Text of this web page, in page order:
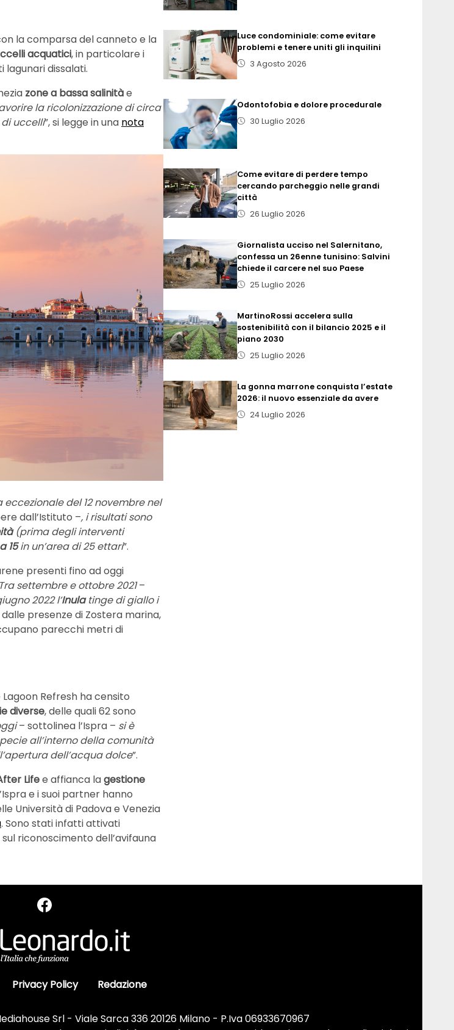
la comparsa del canneto e la
acquatici, in particolare i
lagunari dissalati.
zone a bassa salinitàe
la ricolonizzazione di circa
uccelli”, si legge in una nota
del 12 novembre nel
dall’Istituto –, i risultati sono
(prima degli interventi
15in un’area di 25 ettari”.
presenti fino ad oggi
Tra settembre e ottobre 2021–
2022 l’Inulatinge di giallo i
presenze di Zostera marina,
parecchi metri di
Refresh ha censito
diverse, delle quali 62 sono
– sottolinea l’Ispra – si è
all’interno della comunità
dell’acqua dolce”.
Lifee affianca lagestione
e i suoi partner hanno
Università di Padova e Venezia
. Sono stati infatti attivati
riconoscimento dell’avifauna
Luce condominiale: come evitare
problemi e tenere uniti gli inquilini
3 Agosto 2026
Odontofobia e dolore procedurale
30 Luglio 2026
Come evitare di perdere tempo
cercando parcheggio nelle grandi
città
26 Luglio 2026
Giornalista ucciso nel Salernitano,
confessa un 26enne tunisino: Salvini
chiede il carcere nel suo Paese
25 Luglio 2026
MartinoRossi accelera sulla
sostenibilità con il bilancio 2025 e il
piano 2030
25 Luglio 2026
La gonna marrone conquista l’estate
2026: il nuovo essenziale da avere
24 Luglio 2026
Privacy Policy Redazione
Srl - Viale Sarca 336 20126 Milano - P.Iva 06933670967